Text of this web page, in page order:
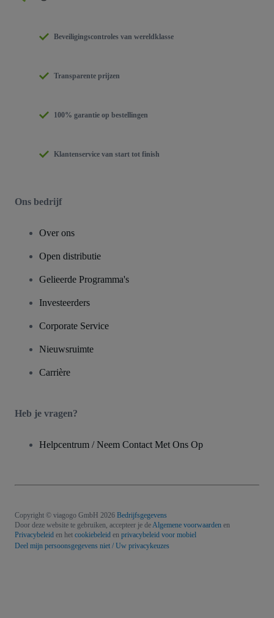
Beveiligingscontroles van wereldklasse
Transparente prijzen
100% garantie op bestellingen
Klantenservice van start tot finish
Ons bedrijf
Over ons
Open distributie
Gelieerde Programma's
Investeerders
Corporate Service
Nieuwsruimte
Carrière
Heb je vragen?
Helpcentrum / Neem Contact Met Ons Op
Copyright © viagogo GmbH 2026 Bedrijfsgegevens
Door deze website te gebruiken, accepteer je deAlgemene voorwaarden en
Privacybeleid en het cookiebeleid en privacybeleid voor mobiel
Deel mijn persoonsgegevens niet / Uw privacykeuzes